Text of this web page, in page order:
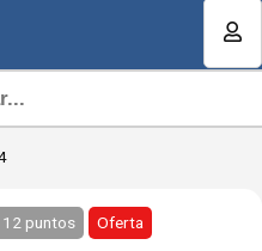
de descuento?
12 puntos Oferta